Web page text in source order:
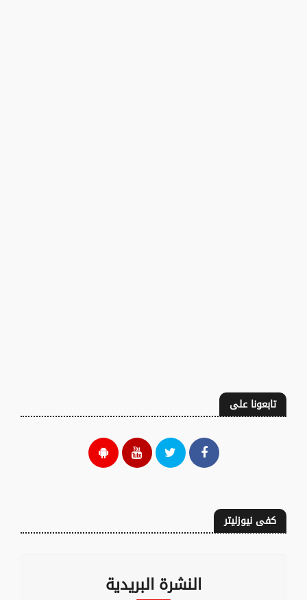
تابعونا على
كفى نيوزليتر
النشرة البريدية